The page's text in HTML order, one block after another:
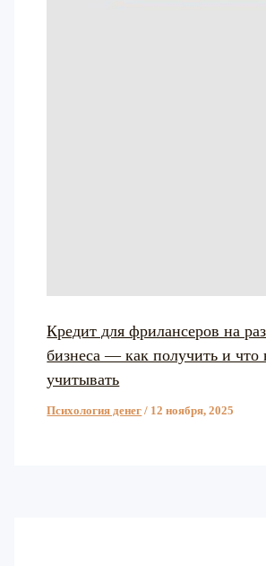
Кредит для фрилансеров на
бизнеса — как получить и что
учитывать
Психология денег / 12 ноября, 2025